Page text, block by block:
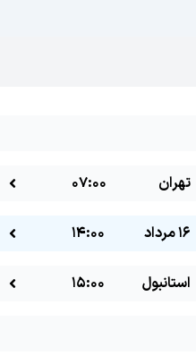
تهران 07:00
16 مرداد 14:00
استانبول 15:00